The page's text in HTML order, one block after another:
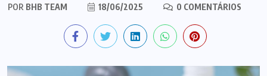
POR BHB TEAM 18/06/2025 0 COMENTÁRIOS